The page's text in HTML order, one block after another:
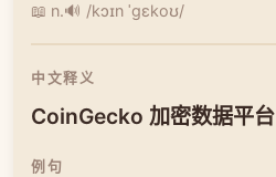
📖 n.🔊 /kɔɪn ˈɡɛkoʊ/
中文释义
CoinGecko 加密数据平台
例句